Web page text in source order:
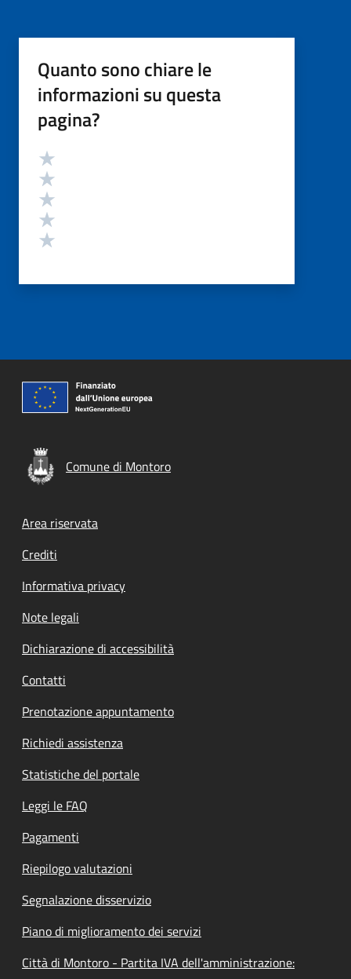
Quanto sono chiare le
informazioni su questa
pagina?
Valutazione
Comune di Montoro
Footer menu
Area riservata
Crediti
Informativa privacy
Note legali
Dichiarazione di accessibilità
Contatti
Prenotazione appuntamento
Richiedi assistenza
Statistiche del portale
Leggi le FAQ
Pagamenti
Riepilogo valutazioni
Segnalazione disservizio
Piano di miglioramento dei servizi
Città di Montoro - Partita IVA dell'amministrazione: